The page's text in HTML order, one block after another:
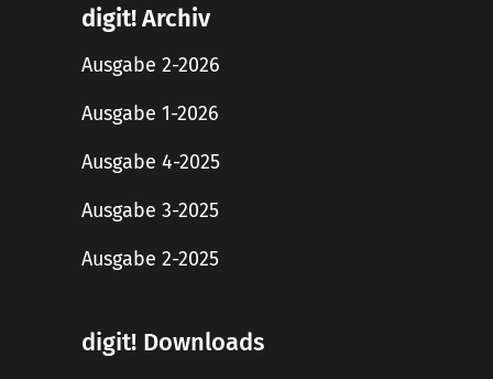
digit! Archiv
Ausgabe 2-2026
Ausgabe 1-2026
Ausgabe 4-2025
Ausgabe 3-2025
Ausgabe 2-2025
digit! Downloads